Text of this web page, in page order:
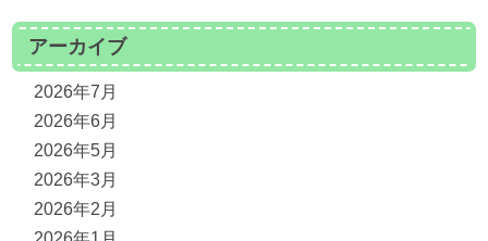
アーカイブ
2026年7月
2026年6月
2026年5月
2026年3月
2026年2月